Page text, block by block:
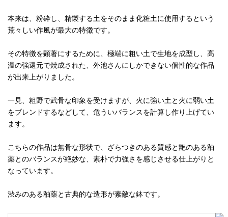
本来は、粉砕し、精製する土をそのまま化粧土に使用するという
荒々しい作風が最大の特徴です。
その特徴を顕著にするために、極端に粗い土で生地を成型し、高
温の強還元で焼成された、外池さんにしかできない個性的な作品
が出来上がりました。
一見、粗野で武骨な印象を受けますが、火に強い土と火に弱い土
をブレンドするなどして、危ういバランスを計算し作り上げてい
ます。
こちらの作品は無骨な形状で、ざらつきのある質感と艶のある釉
薬とのバランスが絶妙な、素朴で力強さを感じさせる仕上がりと
なっています。
渋みのある釉薬と古典的な造形が素敵な鉢です。